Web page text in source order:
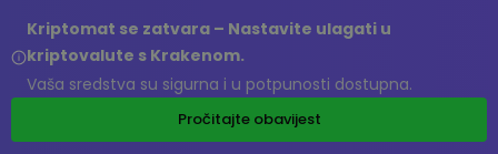
Kriptomat se zatvara – Nastavite ulagati u
kriptovalute s Krakenom.
Vaša sredstva su sigurna i u potpunosti dostupna.
Pročitajte obavijest